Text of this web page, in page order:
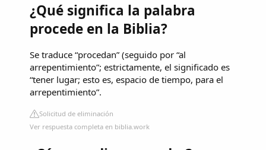
¿Qué significa la palabra
procede en la Biblia?
Se traduce “procedan” (seguido por “al
arrepentimiento”; estrictamente, el significado es
“tener lugar; esto es, espacio de tiempo, para el
arrepentimiento”.
Solicitud de eliminación
Ver respuesta completa en biblia.work